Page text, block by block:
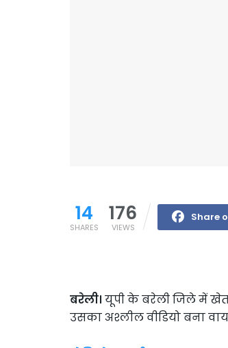
14
SHARES
176
VIEWS
Share
बरेली। यूपी के बरेली जिले में
उसका अश्लील वीडियो बना